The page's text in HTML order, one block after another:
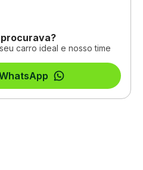
carro ideal e nosso time